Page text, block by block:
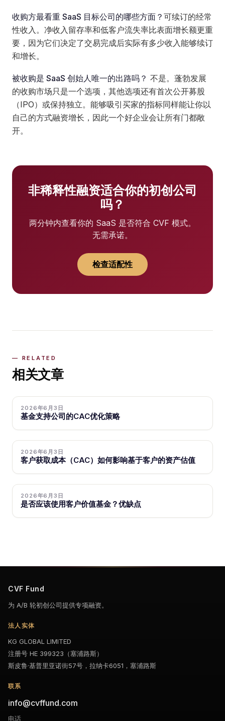
收购方最看重 SaaS 目标公司的哪些方面？ 可续订的经常
性收入。净收入留存率和低客户流失率比表面增长额更重
要，因为它们决定了交易完成后实际有多少收入能够续订
和增长。
被收购是 SaaS 创始人唯一的出路吗？ 不是。蓬勃发展
的收购市场只是一个选项，其他选项还有首次公开募股
（IPO）或保持独立。能够吸引买家的指标同样能让你以
自己的方式融资增长，因此一个好企业会让所有门都敞
开。
非稀释性融资适合你的初创公司
吗？
两分钟内查看你的 SaaS 是否符合 CVF 模式。
无需承诺。
检查适配性
相关文章
2026年6月3日
基金支持公司的CAC优化策略
2026年6月3日
客户获取成本（CAC）如何影响基于客户的资产估值
2026年6月3日
是否应该使用客户价值基金？优缺点
CVF Fund
为 A/B 轮初创公司提供专项融资。
法人实体
KG GLOBAL LIMITED
注册号 HE 399323（塞浦路斯）
斯皮鲁·基普里亚诺街57号，拉纳卡6051，塞浦路斯
联系
info@cvffund.com
电话